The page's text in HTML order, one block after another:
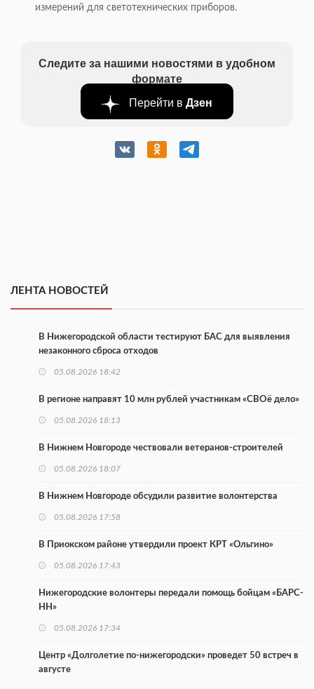
измерений для светотехнических приборов.
Следите за нашими новостями в удобном
формате
Перейти в Дзен
ЛЕНТА НОВОСТЕЙ
В Нижегородской области тестируют БАС для выявления
незаконного сброса отходов
05.08.2026 18:42
В регионе направят 10 млн рублей участникам «СВОё дело»
05.08.2026 18:13
В Нижнем Новгороде чествовали ветеранов-строителей
05.08.2026 18:07
В Нижнем Новгороде обсудили развитие волонтерства
05.08.2026 17:58
В Приокском районе утвердили проект КРТ «Ольгино»
05.08.2026 17:43
Нижегородские волонтеры передали помощь бойцам «БАРС-
НН»
05.08.2026 17:34
Центр «Долголетие по-нижегородски» проведет 50 встреч в
августе